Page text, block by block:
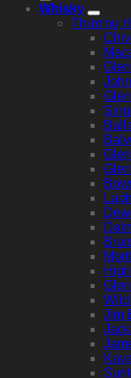
Whisky
Thương
Jim